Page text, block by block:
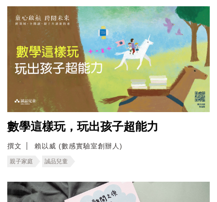
數學這樣玩，玩出孩子超能力
撰文 賴以威 (數感實驗室創辦人)
親子家庭 誠品兒童